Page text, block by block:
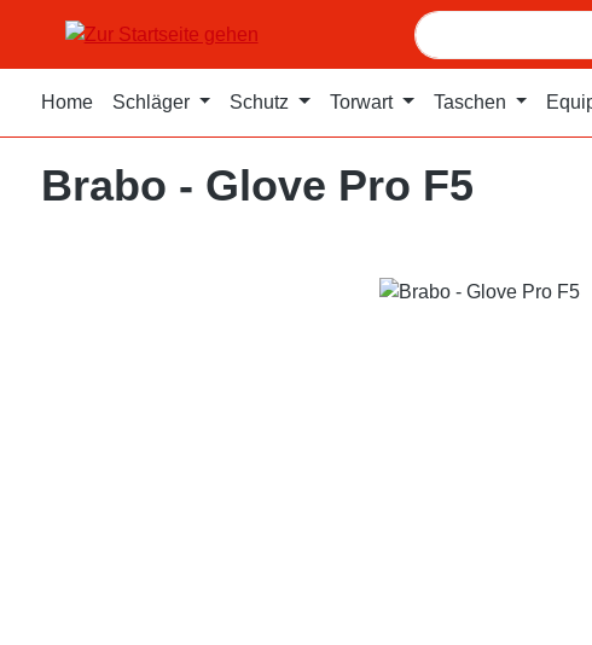
Hauptinhalt springen
Zur Suche springen
Zur Hauptnavigation springen
Home Schläger Schutz Torwart Taschen
Brabo - Glove Pro F5